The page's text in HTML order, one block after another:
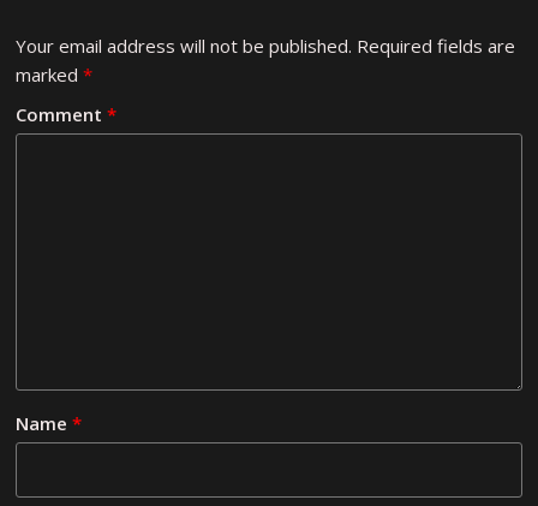
Your email address will not be published. Required fields are
marked*
Comment*
Name*